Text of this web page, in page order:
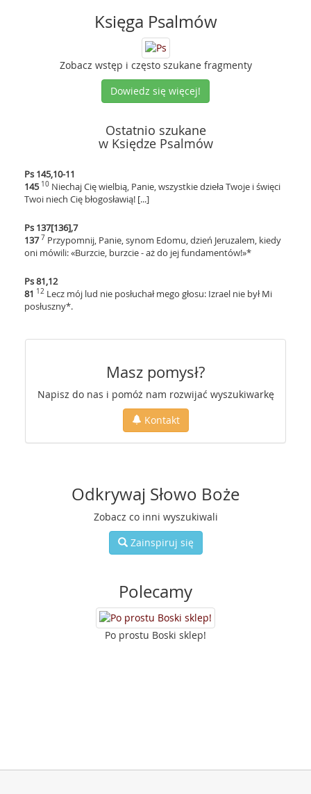
Księga Psalmów
Zobacz wstęp i często szukane fragmenty
Dowiedz się więcej!
Ostatnio szukane
w Księdze Psalmów
Ps 145,10-11
145 10 Niechaj Cię wielbią, Panie, wszystkie dzieła Twoje i święci
Twoi niech Cię błogosławią! [...]
Ps 137[136],7
1377 Przypomnij, Panie, synom Edomu, dzień Jeruzalem, kiedy
oni mówili: «Burzcie, burzcie - aż do jej fundamentów!»*
Ps 81,12
81 12 Lecz mój lud nie posłuchał mego głosu: Izrael nie był Mi
posłuszny*.
Masz pomysł?
Napisz do nas i pomóż nam rozwijać wyszukiwarkę
Kontakt
Odkrywaj Słowo Boże
Zobacz co inni wyszukiwali
Zainspiruj się
Polecamy
Po prostu Boski sklep!